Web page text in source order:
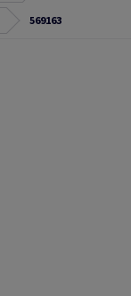
569163